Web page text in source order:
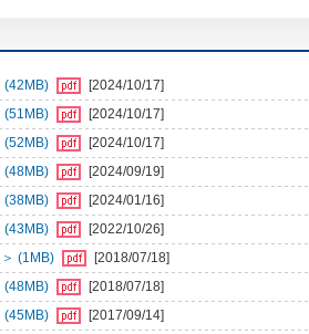
(42MB)
[2024/10/17]
(51MB)
[2024/10/17]
(52MB)
[2024/10/17]
(48MB)
[2024/09/19]
(38MB)
[2024/01/16]
(43MB)
[2022/10/26]
(1MB)
[2018/07/18]
(48MB)
[2018/07/18]
(45MB)
[2017/09/14]